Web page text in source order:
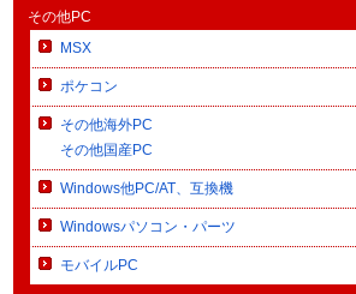
その他PC
MSX
ポケコン
その他海外PC
その他国産PC
Windows他PC/AT、互換機
Windowsパソコン・パーツ
モバイルPC